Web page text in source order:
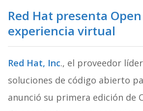
Red Hat presenta
experiencia virtual
Red Hat, Inc., el proveedor
soluciones de código abierto
anunció su primera edición de